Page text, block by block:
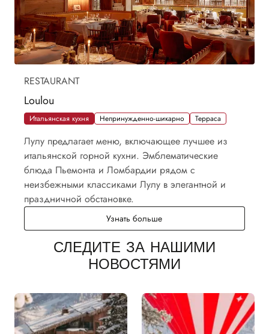
RESTAURANT
Loulou
Итальянская кухня Непринужденно-шикарно Терраса
Лулу предлагает меню, включающее лучшее из
итальянской горной кухни. Эмблематические
блюда Пьемонта и Ломбардии рядом с
неизбежными классиками Лулу в элегантной и
праздничной обстановке.
Узнать большеLoulou
СЛЕДИТЕ ЗА НАШИМИ
НОВОСТЯМИ